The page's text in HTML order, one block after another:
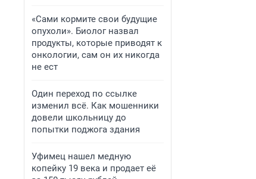
«Сами кормите свои будущие
опухоли». Биолог назвал
продукты, которые приводят к
онкологии, сам он их никогда
не ест
Один переход по ссылке
изменил всё. Как мошенники
довели школьницу до
попытки поджога здания
Уфимец нашел медную
копейку 19 века и продает её